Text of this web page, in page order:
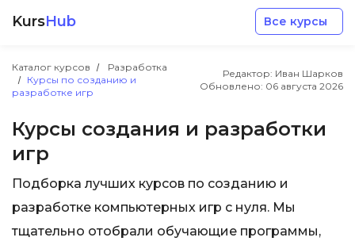
KursHub Все курсы
Каталог курсов
Разработка
Курсы по созданию и
разработке игр
Редактор: Иван Шарков
Обновлено: 06 августа 2026
Курсы создания и разработки
игр
Подборка лучших курсов по созданию и
разработке компьютерных игр с нуля. Мы
тщательно отобрали обучающие программы,
Маркетинг